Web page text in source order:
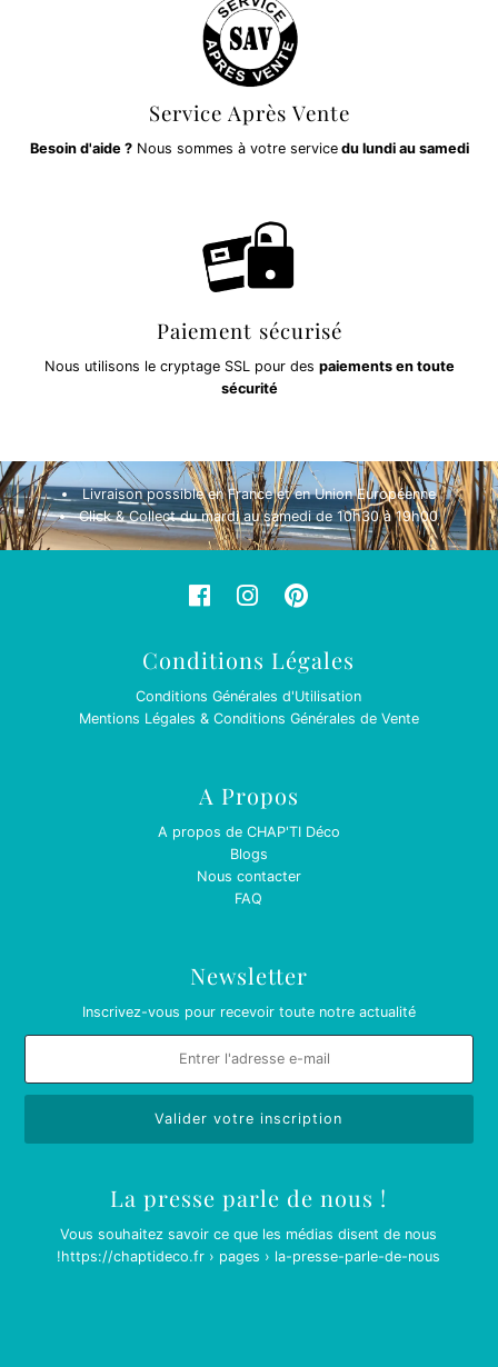
Service Après Vente
Besoin d'aide ?Nous sommes à votre servicedu lundi au samedi
Paiement sécurisé
Nous utilisons le cryptage SSL pour des paiements en toute
sécurité
Livraison possible en France et en Union Européenne
Click & Collect du mardi au samedi de 10h30 à 19h00
Conditions Légales
Conditions Générales d'Utilisation
Mentions Légales & Conditions Générales de Vente
A Propos
A propos de CHAP'TI Déco
Blogs
Nous contacter
FAQ
Newsletter
Inscrivez-vous pour recevoir toute notre actualité
La presse parle de nous !
Vous souhaitez savoir ce que les médias disent de nous
!https://chaptideco.fr › pages › la-presse-parle-de-nous